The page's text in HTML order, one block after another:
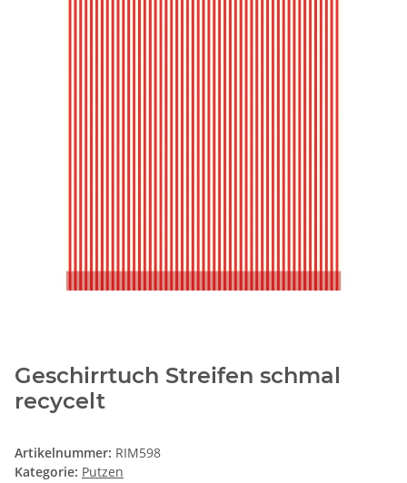
Geschirrtuch Streifen schmal
recycelt
Artikelnummer: RIM598
Kategorie: Putzen